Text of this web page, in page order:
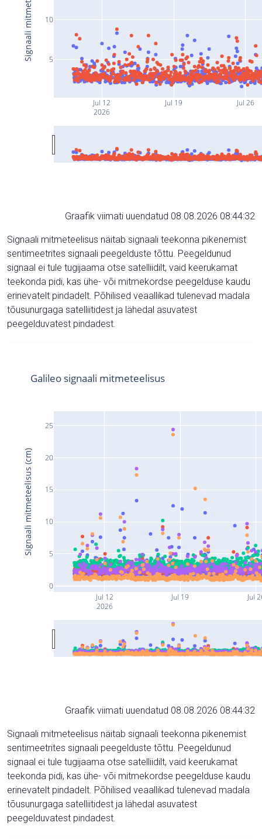
Jul 12
2026
Jul 19 Jul 26
5
10
Graafik viimati uuendatud 08.08.2026 08:44:32
Signaali mitmeteelisus näitab signaali teekonna pikenemist
sentimeetrites signaali peegelduste tõttu. Peegeldunud
signaal ei tule tugijaama otse satelliidilt, vaid keerukamat
teekonda pidi, kas ühe- või mitmekordse peegelduse kaudu
erinevatelt pindadelt. Põhilised veaallikad tulenevad madala
tõusunurgaga satelliitidest ja lähedal asuvatest
peegelduvatest pindadest.
Jul 12
2026
Jul 19 Jul
0
5
10
15
20
25
Galileo signaali mitmeteelisus
Signaali mitmeteelisus (cm)
Graafik viimati uuendatud 08.08.2026 08:44:32
Signaali mitmeteelisus näitab signaali teekonna pikenemist
sentimeetrites signaali peegelduste tõttu. Peegeldunud
signaal ei tule tugijaama otse satelliidilt, vaid keerukamat
teekonda pidi, kas ühe- või mitmekordse peegelduse kaudu
erinevatelt pindadelt. Põhilised veaallikad tulenevad madala
tõusunurgaga satelliitidest ja lähedal asuvatest
peegelduvatest pindadest.